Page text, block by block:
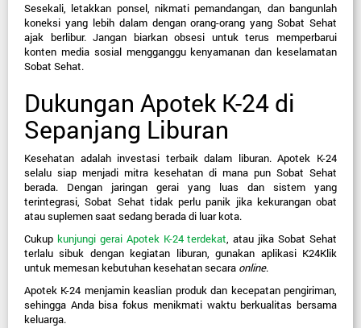
Sesekali, letakkan ponsel, nikmati pemandangan, dan bangunlah
koneksi yang lebih dalam dengan orang-orang yang Sobat Sehat
ajak berlibur. Jangan biarkan obsesi untuk terus memperbarui
konten media sosial mengganggu kenyamanan dan keselamatan
Sobat Sehat.
Dukungan Apotek K-24 di
Sepanjang Liburan
Kesehatan adalah investasi terbaik dalam liburan. Apotek K-24
selalu siap menjadi mitra kesehatan di mana pun Sobat Sehat
berada. Dengan jaringan gerai yang luas dan sistem yang
terintegrasi, Sobat Sehat tidak perlu panik jika kekurangan obat
atau suplemen saat sedang berada di luar kota.
Cukup kunjungi gerai Apotek K-24 terdekat, atau jika Sobat Sehat
terlalu sibuk dengan kegiatan liburan, gunakan aplikasi K24Klik
untuk memesan kebutuhan kesehatan secara online.
Apotek K-24 menjamin keaslian produk dan kecepatan pengiriman,
sehingga Anda bisa fokus menikmati waktu berkualitas bersama
keluarga.